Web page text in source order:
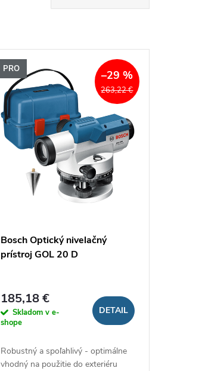
PRO
263,22 €
–29 %
Bosch Optický nivelačný
prístroj GOL 20 D
185,18 €
Skladom v e-
shope
DETAIL
Robustný a spoľahlivý - optimálne
vhodný na použitie do exteriéru